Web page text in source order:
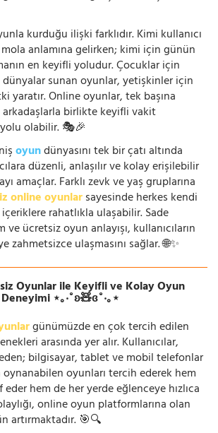
kurduğu ilişki farklıdır. Kimi kullanıcı
mola anlamına gelirken; kimi için günün
en keyifli yoludur. Çocuklar için
sunan oyunlar, yetişkinler için
yaratır. Online oyunlar, tek başına
birlikte keyifli vakit
olabilir. 🎭🎉
oyundünyasını tek bir çatı altında
düzenli, anlaşılır ve kolay erişilebilir
amaçlar. Farklı zevk ve yaş gruplarına
online oyunlarsayesinde herkes kendi
rahatlıkla ulaşabilir. Sade
ve ücretsiz oyun anlayışı, kullanıcıların
zahmetsizce ulaşmasını sağlar. 🌐✨
Oyunlar ile Keyifli ve Kolay Oyun
Deneyimi ⋆｡‧˚ʚ🧸ɞ˚‧｡⋆
günümüzde en çok tercih edilen
arasında yer alır. Kullanıcılar,
bilgisayar, tablet ve mobil telefonlar
oyunları tercih ederek hem
hem de her yerde eğlenceye hızlıca
online oyun platformlarına olan
artırmaktadır. 🎯🔍